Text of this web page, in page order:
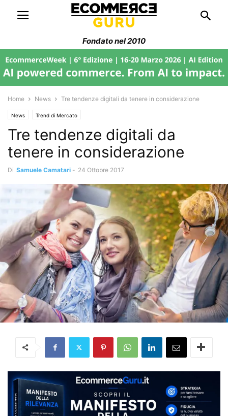
Fondato nel 2010
Home News Tre tendenze digitali da tenere in considerazione
News Trend di Mercato
Tre tendenze digitali da
tenere in considerazione
Di Samuele Camatari - 24 Ottobre 2017